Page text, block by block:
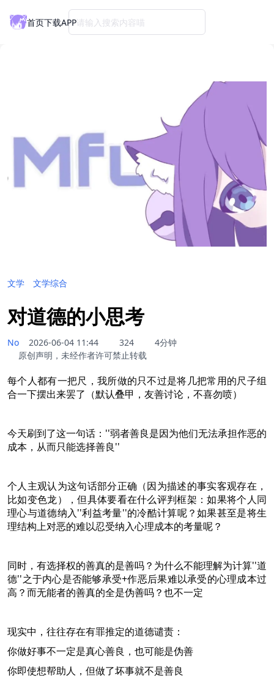
首页下载APP请输入搜索内容喵
文学 文学综合
对道德的小思考
No 2026-06-04 11:44 324
4分钟
原创声明，未经作者许可禁止转载
每个人都有一把尺，我所做的只不过是将几把常用的尺子组
合一下摆出来罢了（默认叠甲，友善讨论，不喜勿喷）
今天刷到了这一句话：''弱者善良是因为他们无法承担作恶的
成本，从而只能选择善良''
个人主观认为这句话部分正确（因为描述的事实客观存在，
比如变色龙），但具体要看在什么评判框架：如果将个人同
理心与道德纳入''利益考量''的冷酷计算呢？如果甚至是将生
理结构上对恶的难以忍受纳入心理成本的考量呢？
同时，有选择权的善真的是善吗？为什么不能理解为计算''道
德''之于内心是否能够承受+作恶后果难以承受的心理成本过
高？而无能者的善真的全是伪善吗？也不一定
现实中，往往存在有罪推定的道德谴责：
你做好事不一定是真心善良，也可能是伪善
你即使想帮助人，但做了坏事就不是善良